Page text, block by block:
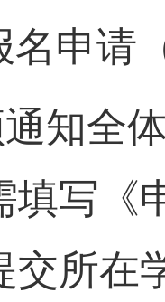
名申请
知全
填写《
交所在